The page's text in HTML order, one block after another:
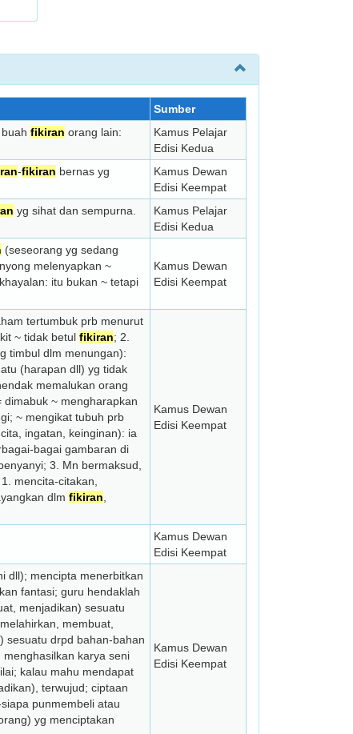
Sumber
fikiran orang lain:
Kamus Pelajar
Edisi Kedua
-fikiran bernas yg
Kamus Dewan
Edisi Keempat
yg sihat dan sempurna.
Kamus Pelajar
Edisi Kedua
(sese­orang yg sedang
melenyapkan ~
itu bukan ~ tetapi
Kamus Dewan
Edisi Keempat
tertumbuk prb menurut
~ tidak betul fikiran; 2.
timbul dlm menungan):
(harapan dll) yg tidak
memalukan orang
~ mengharapkan
~ mengikat tubuh prb
ingatan, keinginan): ia
bagai gambaran di
3. Mn bermaksud,
men­cita-citakan,
dlm fikiran
Kamus Dewan
Edisi Keempat
Kamus Dewan
Edisi Keempat
dll); mencipta menerbitkan
fantasi; guru hendaklah
menjadikan) sesuatu
membuat,
sesuatu drpd bahan-bahan
karya seni
kalau mahu mendapat
terwujud; ciptaan
punmembeli atau
yg menciptakan
Kamus Dewan
Edisi Keempat